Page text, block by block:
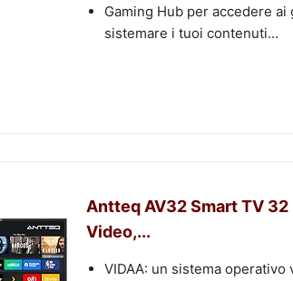
Gaming Hub per accedere
sistemare i tuoi contenuti...
Antteq AV32 Smart TV
Video,...
VIDAA: un sistema